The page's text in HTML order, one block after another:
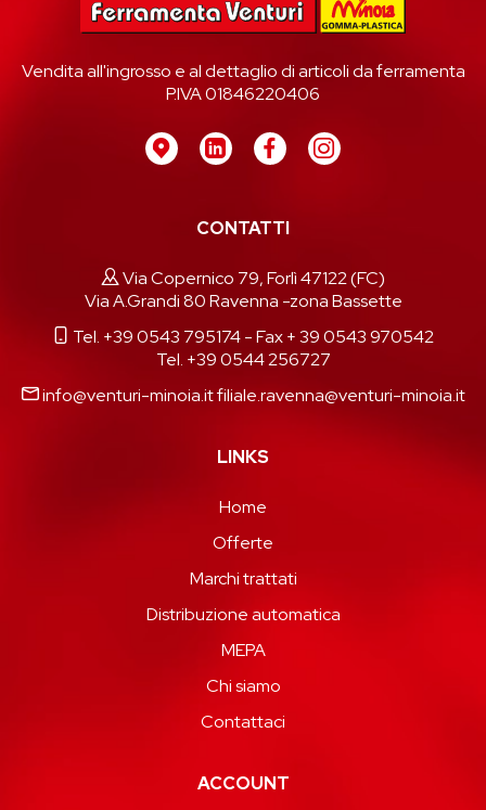
Vendita all'ingrosso e al dettaglio di articoli da ferramenta
P.IVA 01846220406
CONTATTI
Via Copernico 79, Forlì 47122 (FC)
Via A.Grandi 80 Ravenna -zona Bassette
Tel. +39 0543 795174- Fax + 39 0543 970542
Tel. +39 0544 256727
info@venturi-minoia.itfiliale.ravenna@venturi-minoia.it
LINKS
Home
Offerte
Marchi trattati
Distribuzione automatica
MEPA
Chi siamo
Contattaci
ACCOUNT